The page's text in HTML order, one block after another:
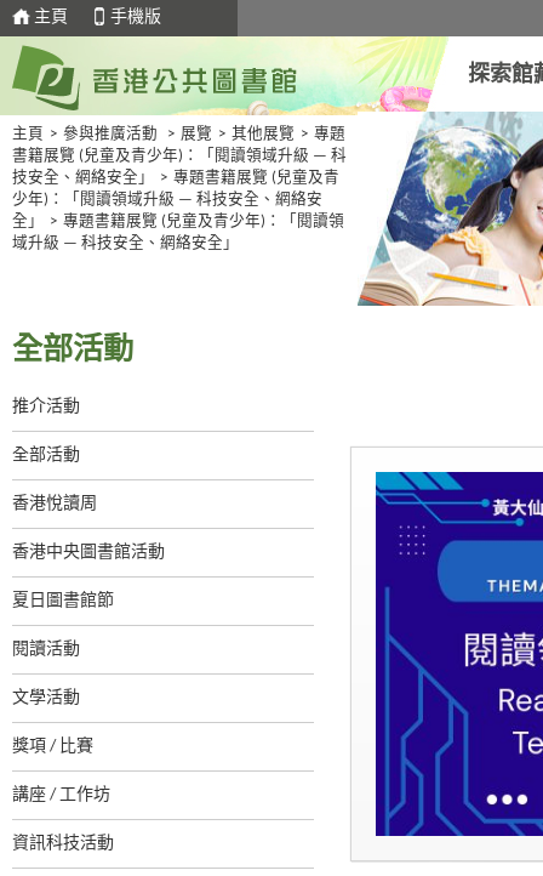
主頁 手機版
探索館
主頁 > 參與推廣活動 > 展覽 > 其他展覽 > 專題
書籍展覽 (兒童及青少年)：「閱讀領域升級 — 科
技安全、網絡安全」
> 專題書籍展覽 (兒童及青
少年)：「閱讀領域升級 — 科技安全、網絡安
全」
> 專題書籍展覽 (兒童及青少年)：「閱讀領
域升級 — 科技安全、網絡安全」
全部活動
推介活動
全部活動
香港悅讀周
香港中央圖書館活動
夏日圖書館節
閱讀活動
文學活動
獎項 / 比賽
講座 / 工作坊
資訊科技活動